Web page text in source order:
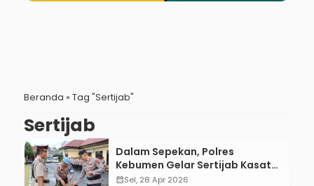
Beranda » Tag "Sertijab"
Sertijab
Dalam Sepekan, Polres
Kebumen Gelar Sertijab Kasat
hingga Kapolsek
calendar_monthSel, 28 Apr 2026